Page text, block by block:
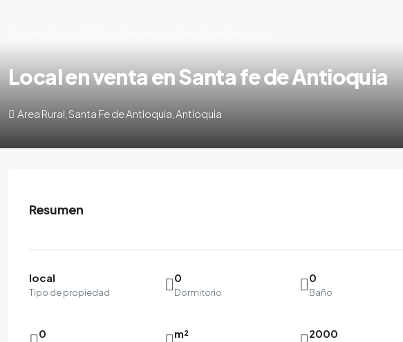
Local en venta en Santa fe de Antioquia
Area Rural, Santa Fe de Antioquia, Antioquia
Resumen
local
Tipo de propiedad
0
Dormitorio
0
Baño
0 m² 2000